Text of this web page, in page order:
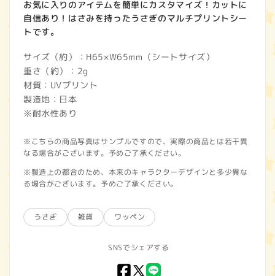
お気に入りのアイテムを簡単にカスタマイズ！カットに
自信あり！はさみを持ったうさぎのマルチプリントシー
トです。
サイズ（約）：H65×W65mm（シートサイズ）
重さ（約）：2g
材質：UVプリント
製造地：日本
※耐水性あり
※こちらの商品写真はサンプルですので、実際の商品とは若干異
なる場合がございます。予めご了承ください。
※製造上の都合のため、本来のキャラクターデザインと多少異な
る場合がございます。予めご了承ください。
うさぎ 雑貨 ワッペン
SNSでシェアする
Facebook
X